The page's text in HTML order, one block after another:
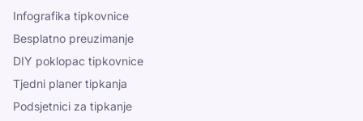
Infografika tipkovnice
Besplatno preuzimanje
DIY poklopac tipkovnice
Tjedni planer tipkanja
Podsjetnici za tipkanje